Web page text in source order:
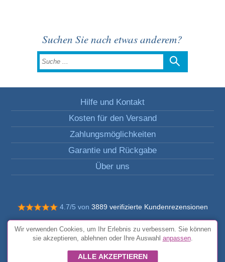
Suchen Sie nach etwas anderem?
Hilfe und Kontakt
Kosten für den Versand
Zahlungsmöglichkeiten
Garantie und Rückgabe
Über uns
4.7/5 von 3889 verifizierte Kundenrezensionen
© Alle Rechte vorbehalten FunToCome
Allgemeine Bedingungen und Konditionen
Wir verwenden Cookies, um Ihr Erlebnis zu verbessern. Sie können
sie akzeptieren, ablehnen oder Ihre Auswahl anpassen.
ALLE AKZEPTIEREN